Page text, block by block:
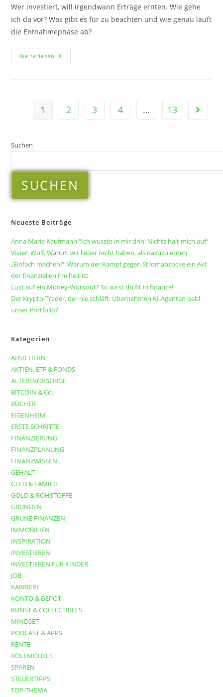
Wer investiert, will irgendwann Erträge ernten. Wie gehe
ich da vor? Was gibt es für zu beachten und wie genau läuft
die Entnahmephase ab?
Weiterlesen
1 2 3 4 … 13
Suchen
SUCHEN
Neueste Beiträge
Anna Maria Kaufmann:“Ich wusste in mir drin: Nichts hält mich auf“
Vivien Wulf: Warum wir lieber recht haben, als dazuzulernen
„Einfach machen!“: Warum der Kampf gegen Stromabzocke ein Akt
der finanziellen Freiheit ist
Lust auf ein Money-Workout? So wirst du fit in finance!
Der Krypto-Trader, der nie schläft: Übernehmen KI-Agenten bald
unser Portfolio?
Kategorien
ABSICHERN
AKTIEN, ETF & FONDS
ALTERSVORSORGE
BITCOIN & Co.
BÜCHER
EIGENHEIM
ERSTE SCHRITTE
FINANZIERUNG
FINANZPLANUNG
FINANZWISSEN
GEHALT
GELD & FAMILIE
GOLD & ROHSTOFFE
GRÜNDEN
GRÜNE FINANZEN
IMMOBILIEN
INSPIRATION
INVESTIEREN
INVESTIEREN FÜR KINDER
JOB
KARRIERE
KONTO & DEPOT
KUNST & COLLECTIBLES
MINDSET
PODCAST & APPS
RENTE
ROLEMODELS
SPAREN
STEUERTIPPS
TOP-THEMA